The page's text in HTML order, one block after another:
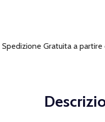
Spedizione Gratuita a